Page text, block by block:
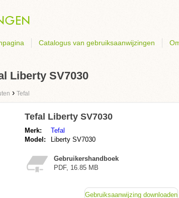
Catalogus van gebruiksaanwijzingen
Liberty SV7030
› Tefal
Tefal Liberty SV7030
Merk:
Tefal
Model:
Liberty SV7030
Gebruikershandboek
PDF, 16.85 MB
Gebruiksaanwijzing downloaden